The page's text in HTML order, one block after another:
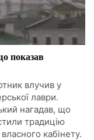
показав
влучив у
лаври.
нагадав, що
традицію
кабінету.